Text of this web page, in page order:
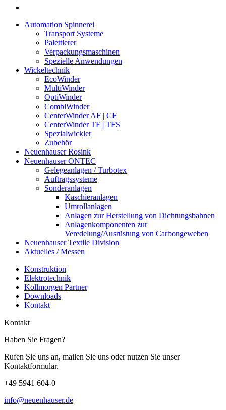
Automation Spinnerei
Transport Systeme
Palettierer
Verpackungsmaschinen
Spezielle Anwendungen
Wickeltechnik
EcoWinder
MultiWinder
OptiWinder
CombiWinder
CenterWinder AF | CF
CenterWinder TF | TFS
Spezialwickler
Zubehör
Neuenhauser Rosink
Neuenhauser ONTEC
Gelegeanlagen / Turbotex
Auftragssysteme
Sonderanlagen
Kaschieranlagen
Umrollanlagen
Anlagen zur Herstellung von Dichtungsbahnen
Anlagenkomponenten zur
Veredelung/Ausrüstung von Carbongeweben
Neuenhauser Textile Division
Aktuelles / Messen
Konstruktion
Elektrotechnik
Kollmorgen Partner
Downloads
Kontakt
Kontakt
Haben Sie Fragen?
Rufen Sie uns an, mailen Sie uns oder nutzen Sie unser
Kontaktformular.
+49 5941 604-0
info@neuenhauser.de